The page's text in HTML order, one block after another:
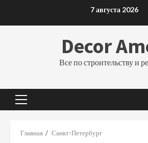
7 августа 2026
Decor
Все по строительству и
Основное
Главная Санкт-Петербург